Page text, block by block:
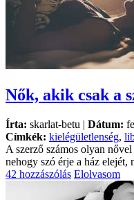
Nők, akik csak a
Írta: skarlat-betu | Dátum:
Címkék: kielégületlenség,
A szerző számos olyan
nehogy szó érje a ház elejét,
42 hozzászólás Elolvasom